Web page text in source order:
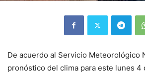
De acuerdo al Servicio Meteorológico
pronóstico del clima para este lunes 4